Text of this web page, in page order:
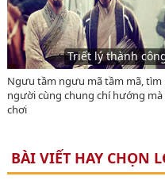
Triết lý thành
Ngưu tầm ngưu mã tầm mã, tìm
người cùng chung chí hướng mà
chơi
BÀI VIẾT HAY CHỌN